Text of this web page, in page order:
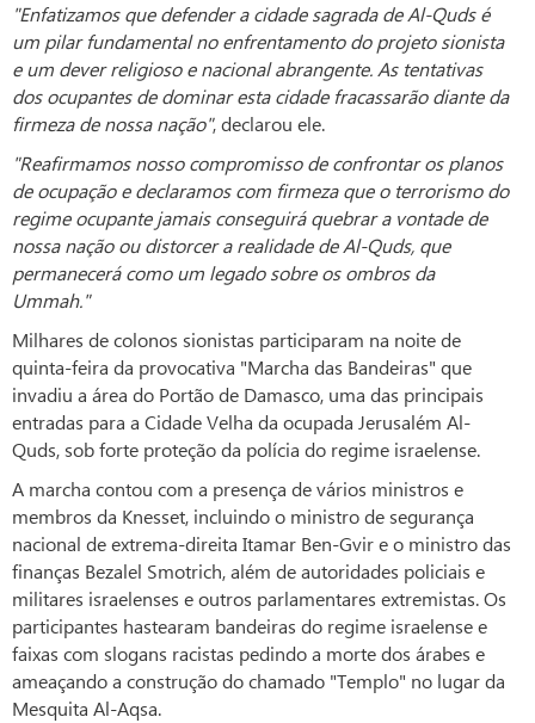
"Enfatizamos que defender a cidade sagrada de Al-Quds é
um pilar fundamental no enfrentamento do projeto sionista
e um dever religioso e nacional abrangente. As tentativas
dos ocupantes de dominar esta cidade fracassarão diante da
firmeza de nossa nação", declarou ele.
"Reafirmamos nosso compromisso de confrontar os planos
de ocupação e declaramos com firmeza que o terrorismo do
regime ocupante jamais conseguirá quebrar a vontade de
nossa nação ou distorcer a realidade de Al-Quds, que
permanecerá como um legado sobre os ombros da
Ummah."
Milhares de colonos sionistas participaram na noite de
quinta-feira da provocativa "Marcha das Bandeiras" que
invadiu a área do Portão de Damasco, uma das principais
entradas para a Cidade Velha da ocupada Jerusalém Al-
Quds, sob forte proteção da polícia do regime israelense.
A marcha contou com a presença de vários ministros e
membros da Knesset, incluindo o ministro de segurança
nacional de extrema-direita Itamar Ben-Gvir e o ministro das
finanças Bezalel Smotrich, além de autoridades policiais e
militares israelenses e outros parlamentares extremistas. Os
participantes hastearam bandeiras do regime israelense e
faixas com slogans racistas pedindo a morte dos árabes e
ameaçando a construção do chamado "Templo" no lugar da
Mesquita Al-Aqsa.